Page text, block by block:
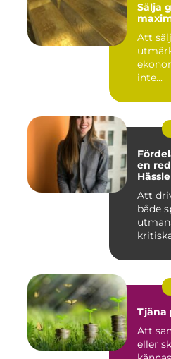
Sälja
Att
inte...
en
Att
både
Tjäna
Att
eller